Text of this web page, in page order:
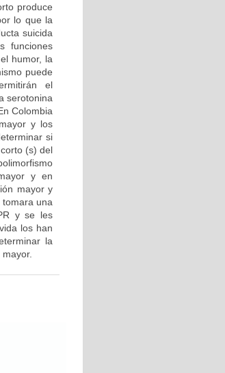
produce
lo que la
suicida
funciones
humor, la
puede
el
serotonina
Colombia
y los
si
(s) del
y en
mayor y
una
y se les
los han
la